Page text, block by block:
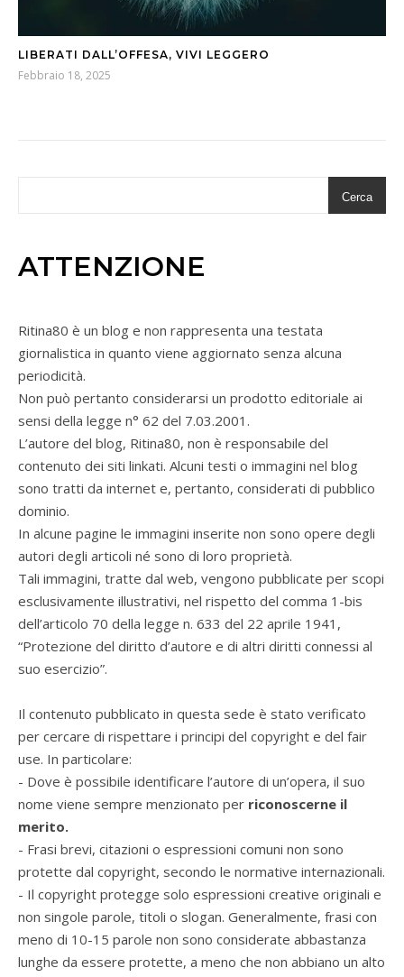
LIBERATI DALL’OFFESA, VIVI LEGGERO
Febbraio 18, 2025
Cerca
ATTENZIONE
Ritina80 è un blog e non rappresenta una testata
giornalistica in quanto viene aggiornato senza alcuna
periodicità.
Non può pertanto considerarsi un prodotto editoriale ai
sensi della legge n° 62 del 7.03.2001.
L’autore del blog, Ritina80, non è responsabile del
contenuto dei siti linkati. Alcuni testi o immagini nel blog
sono tratti da internet e, pertanto, considerati di pubblico
dominio.
In alcune pagine le immagini inserite non sono opere degli
autori degli articoli né sono di loro proprietà.
Tali immagini, tratte dal web, vengono pubblicate per scopi
esclusivamente illustrativi, nel rispetto del comma 1-bis
dell’articolo 70 della legge n. 633 del 22 aprile 1941,
“Protezione del diritto d’autore e di altri diritti connessi al
suo esercizio”.
Il contenuto pubblicato in questa sede è stato verificato
per cercare di rispettare i principi del copyright e del fair
use. In particolare:
- Dove è possibile identificare l’autore di un’opera, il suo
nome viene sempre menzionato per riconoscerne il
merito.
- Frasi brevi, citazioni o espressioni comuni non sono
protette dal copyright, secondo le normative internazionali.
- Il copyright protegge solo espressioni creative originali e
non singole parole, titoli o slogan. Generalmente, frasi con
meno di 10-15 parole non sono considerate abbastanza
lunghe da essere protette, a meno che non abbiano un alto